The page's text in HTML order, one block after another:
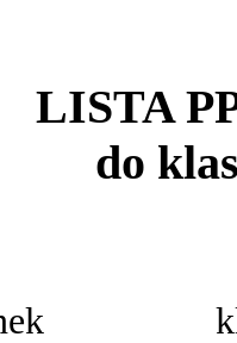
LISTA
do
Banek